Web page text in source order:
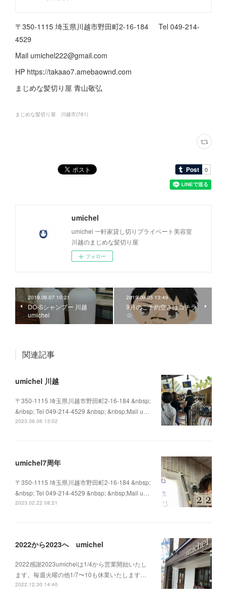
〒350-1115 埼玉県川越市野田町2-16-184 Tel 049-214-
4529
Mail umichel222@gmail.com
HP https://takaao7.amebaownd.com
まじめな髪切り屋 青山敬弘
まじめな髪切り屋 川越市(781)
umichel
umichel 一軒家貸し切りプライベート美容室
川越のまじめな髪切り屋
フォロー
2019.09.07 10:21
DO-Sシャンプー 川越
umichel
2019.09.05 13:49
9月のご予約空きはコチラ
☆
関連記事
umichel 川越
〒350-1115 埼玉県川越市野田町2-16-184 &nbsp;
&nbsp; Tel 049-214-4529 &nbsp; &nbsp;Mail u…
2023.06.06 13:02
umichel7周年
〒350-1115 埼玉県川越市野田町2-16-184 &nbsp;
&nbsp; Tel 049-214-4529 &nbsp; &nbsp;Mail u…
2023.02.22 08:21
2022から2023へ umichel
2022感謝2023umichelは1/4から営業開始いたし
ます。毎週火曜の他1/7〜10も休業いたします…
2022.12.30 14:40